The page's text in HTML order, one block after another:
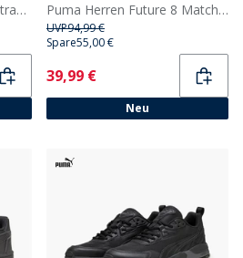
Puma Herren Puma Fit Ultrabreathe Stretch 5 Zoll Marmor Trainingshose Schwarz/Gelb
Puma Herren Future 8 Match FG/AG fester/Kunstrasen Fußballschuhe Puma Black
UVP94,99 €
Spare55,00 €
Current
39,99 €
Neu